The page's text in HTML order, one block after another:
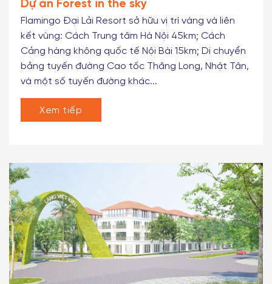
Dự án Forest in the sky
Flamingo Đại Lải Resort sở hữu vị trí vàng và liên
kết vùng: Cách Trung tâm Hà Nội 45km; Cách
Cảng hàng không quốc tế Nội Bài 15km; Di chuyển
bằng tuyến đường Cao tốc Thăng Long, Nhật Tân,
và một số tuyến đường khác...